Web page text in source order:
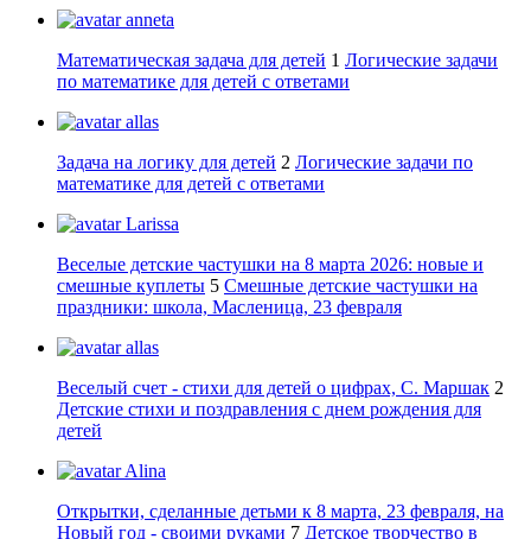
anneta
Математическая задача для детей 1 Логические задачи
по математике для детей с ответами
allas
Задача на логику для детей 2 Логические задачи по
математике для детей с ответами
Larissa
Веселые детские частушки на 8 марта 2026: новые и
смешные куплеты 5 Смешные детские частушки на
праздники: школа, Масленица, 23 февраля
allas
Веселый счет - стихи для детей о цифрах, С. Маршак 2
Детские стихи и поздравления с днем рождения для
детей
Alina
Открытки, сделанные детьми к 8 марта, 23 февраля, на
Новый год - своими руками 7 Детское творчество в